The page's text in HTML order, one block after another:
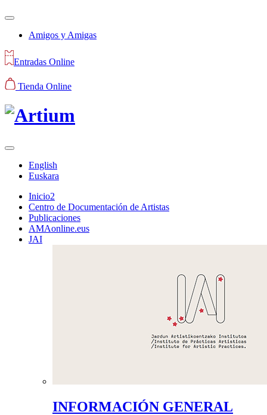
Amigos y Amigas
Entradas Online
Tienda Online
English
Euskara
Inicio2
Centro de Documentación de Artistas
Publicaciones
AMAonline.eus
JAI
INFORMACIÓN GENERAL